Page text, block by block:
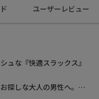
ユーザーレビュー
ュな『快適スラックス』
探しな大人の男性へ。